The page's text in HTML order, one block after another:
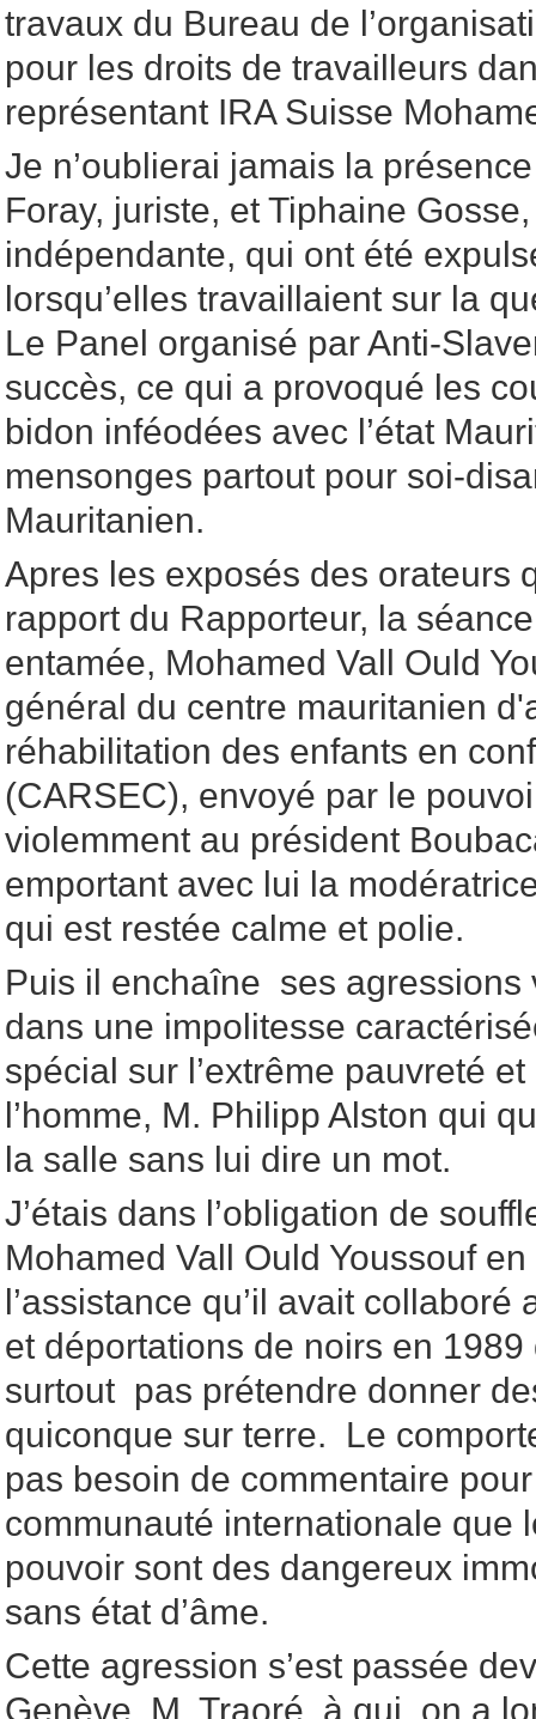
travaux du Bureau de
pour les droits de travailleurs
représentant IRA Suisse
Je n’oublierai jamais la
Foray, juriste, et Tiphaine
indépendante, qui ont été
lorsqu’elles travaillaient sur la
Le Panel organisé par Anti-
succès, ce qui a provoqué les
bidon inféodées avec l’état
mensonges partout pour soi-
Mauritanien.
Apres les exposés des orateurs
rapport du Rapporteur, la
entamée, Mohamed Vall Ould
général du centre mauritanien
réhabilitation des enfants en
(CARSEC), envoyé par le
violemment au président
emportant avec lui la
qui est restée calme et polie.
Puis il enchaîne ses agressions
dans une impolitesse
spécial sur l’extrême pauvreté
l’homme, M. Philipp Alston qui
la salle sans lui dire un mot.
J’étais dans l’obligation de
Mohamed Vall Ould Youssouf
l’assistance qu’il avait collaboré
et déportations de noirs en 1989
surtout pas prétendre donner
quiconque sur terre. Le
pas besoin de commentaire
communauté internationale que
pouvoir sont des dangereux
sans état d’âme.
Cette agression s’est passée
Genève, M. Traoré, à qui, on a